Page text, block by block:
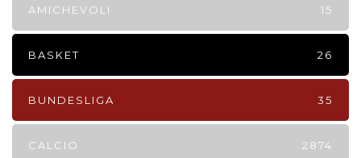
AMICHEVOLI 15
BASKET 26
BUNDESLIGA 35
CALCIO 2874